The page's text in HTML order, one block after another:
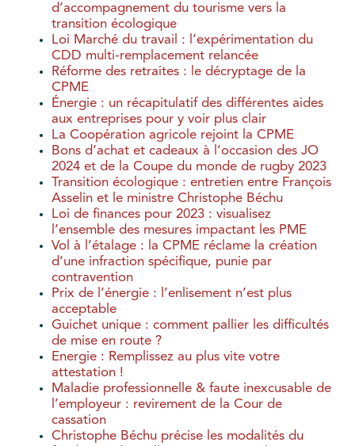
d’accompagnement du tourisme vers la
transition écologique
Loi Marché du travail : l’expérimentation du
CDD multi-remplacement relancée
Réforme des retraites : le décryptage de la
CPME
Énergie : un récapitulatif des différentes aides
aux entreprises pour y voir plus clair
La Coopération agricole rejoint la CPME
Bons d’achat et cadeaux à l’occasion des JO
2024 et de la Coupe du monde de rugby 2023
Transition écologique : entretien entre François
Asselin et le ministre Christophe Béchu
Loi de finances pour 2023 : visualisez
l’ensemble des mesures impactant les PME
Vol à l’étalage : la CPME réclame la création
d’une infraction spécifique, punie par
contravention
Prix de l’énergie : l’enlisement n’est plus
acceptable
Guichet unique : comment pallier les difficultés
de mise en route ?
Energie : Remplissez au plus vite votre
attestation !
Maladie professionnelle & faute inexcusable de
l’employeur : revirement de la Cour de
cassation
Christophe Béchu précise les modalités du